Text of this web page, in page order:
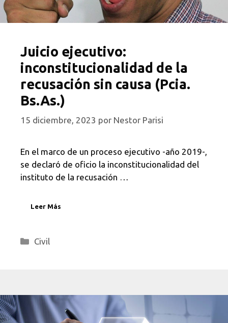
Juicio ejecutivo:
inconstitucionalidad de la
recusación sin causa (Pcia.
Bs.As.)
15 diciembre, 2023 por Nestor Parisi
En el marco de un proceso ejecutivo -año 2019-,
se declaró de oficio la inconstitucionalidad del
instituto de la recusación …
Leer Más
Categorías
Civil